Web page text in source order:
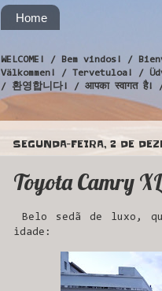
Home
WELCOME! / Bem vindos! /
Välkommen! / Tervetuloa! /
/ 환영합니다! / आपका स्वागत है!
SEGUNDA-FEIRA, 2 DE
Toyota Camry
Belo sedã de luxo,
idade: